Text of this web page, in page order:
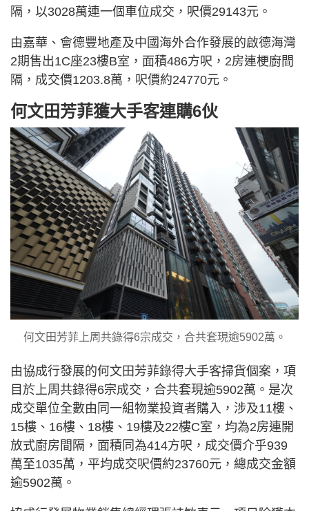
隔，以3028萬連一個車位成交，呎價29143元。
由嘉華、會德豐地產及中國海外合作發展的啟德海灣
2期售出1C座23樓B室，面積486方呎，2房連梗廚間
隔，成交價1203.8萬，呎價約24770元。
何文田芳菲獲大手客連購6伙
何文田芳菲上周共錄得6宗成交，合共套現逾5902萬。
由協成行發展的何文田芳菲錄得大手客掃貨個案，項
目於上周共錄得6宗成交，合共套現逾5902萬。是次
成交單位全數由同一組物業投資者購入，涉及11樓、
15樓、16樓、18樓、19樓及22樓C室，均為2房連開
放式廚房間隔，面積同為414方呎，成交價介乎939
萬至1035萬，平均成交呎價約23760元，總成交金額
逾5902萬。